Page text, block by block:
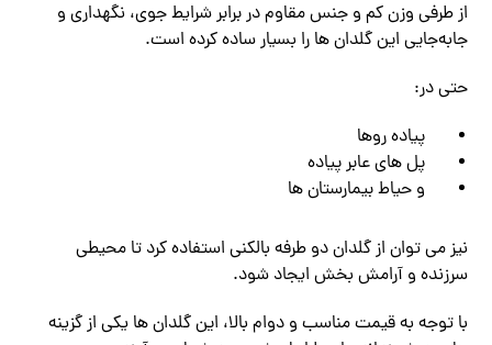
از طرفی وزن کم و جنس مقاوم در برابر شرایط جوی، نگهداری و
جابه‌جایی این گلدان‌ ها را بسیار ساده کرده است.
حتی در:
پیاده ‌روها
پل ‌های عابر پیاده
و حیاط بیمارستان ‌ها
نیز می‌ توان از گلدان دو طرفه بالکنی استفاده کرد تا محیطی
سرزنده و آرامش ‌بخش ایجاد شود.
با توجه به قیمت مناسب و دوام بالا، این گلدان‌ ها یکی از گزینه